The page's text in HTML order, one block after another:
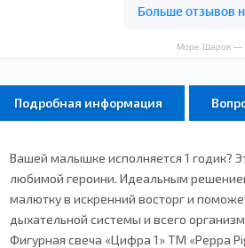
Море Шаров —
Подробная информация
Вашей малышке исполняется 1 годик?
любимой героини. Идеальным
малютку в искренний восторг и
дыхательной системы и всего
Фигурная свеча «Цифра 1» ТМ «Peppa